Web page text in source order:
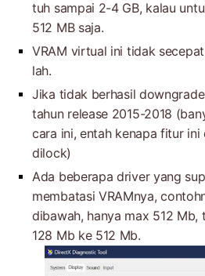
tuh sampai 2-4 GB, kalau
512 MB saja.
VRAM virtual ini tidak
lah.
Jika tidak berhasil
tahun release 2015-2018
cara ini, entah kenapa fitur
dilock)
Ada beberapa driver yang
membatasi VRAMnya,
dibawah, hanya max 512 Mb,
128 Mb ke 512 Mb.